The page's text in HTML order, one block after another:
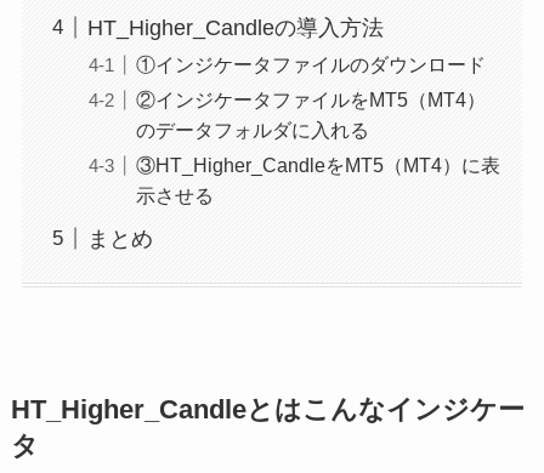
HT_Higher_Candleの導入方法
①インジケータファイルのダウンロード
②インジケータファイルをMT5（MT4）
のデータフォルダに入れる
③HT_Higher_CandleをMT5（MT4）に表
示させる
まとめ
HT_Higher_Candleとはこんなインジケー
タ